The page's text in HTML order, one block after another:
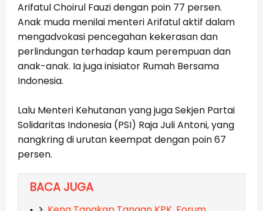
Arifatul Choirul Fauzi dengan poin 77 persen.
Anak muda menilai menteri Arifatul aktif dalam
mengadvokasi pencegahan kekerasan dan
perlindungan terhadap kaum perempuan dan
anak-anak. Ia juga inisiator Rumah Bersama
Indonesia.
Lalu Menteri Kehutanan yang juga Sekjen Partai
Solidaritas Indonesia (PSI) Raja Juli Antoni, yang
nangkring di urutan keempat dengan poin 67
persen.
BACA JUGA